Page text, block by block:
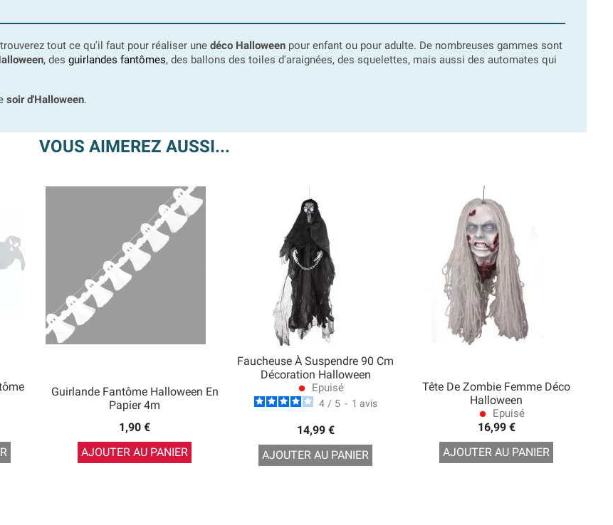
tout ce qu'il faut pour réaliser une déco Halloween pour enfant ou pour adulte. De nombreuses gammes sont
, des guirlandes fantômes, des ballons des toiles d'araignées, des squelettes, mais aussi des automates qui
soir d'Halloween.
VOUS AIMEREZ AUSSI...
Guirlande Fantôme Halloween En
Papier 4m
1,90 €
AJOUTER AU PANIER
Faucheuse À Suspendre 90 Cm
Décoration Halloween
lens Epuisé
4 / 5 - 1 avis
14,99 €
AJOUTER AU PANIER
Tête De Zombie Femme Déco
Halloween
lens Epuisé
16,99 €
AJOUTER AU PANIER